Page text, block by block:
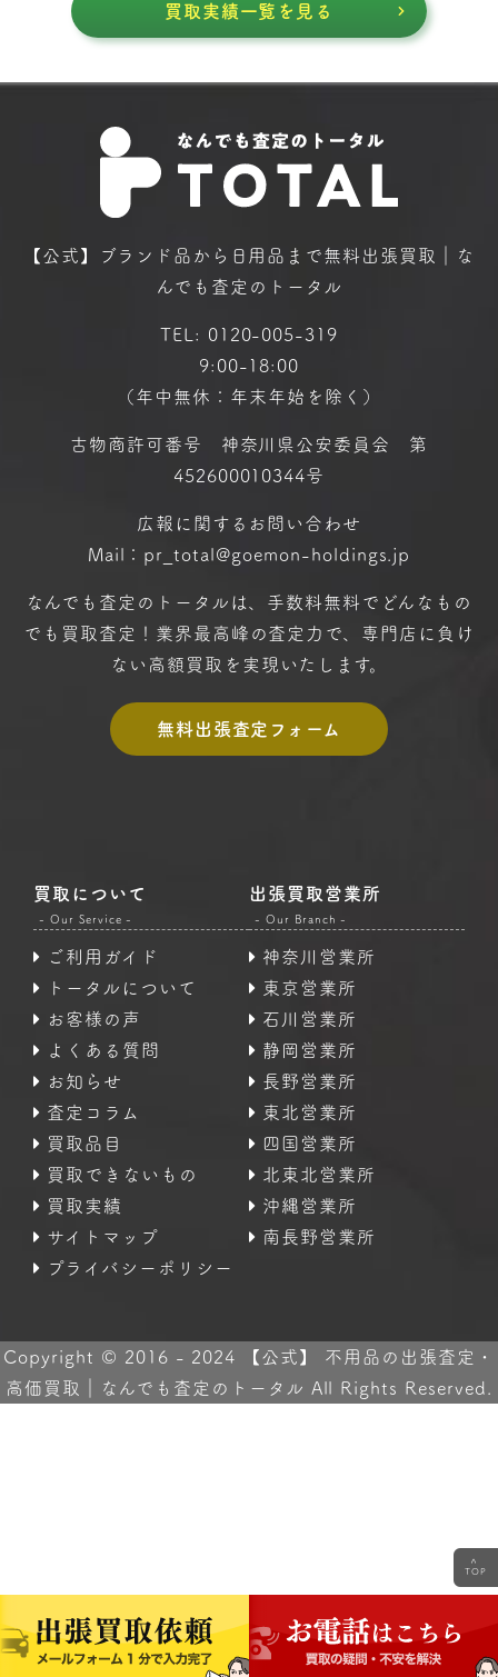
買取実績一覧を見る
【公式】ブランド品から日用品まで無料出張買取｜な
んでも査定のトータル
TEL: 0120-005-319
9:00-18:00
（年中無休：年末年始を除く）
古物商許可番号 神奈川県公安委員会 第
452600010344号
広報に関するお問い合わせ
Mail：pr_total@goemon-holdings.jp
なんでも査定のトータルは、手数料無料で どんなもの
でも買取査定！ 業界最高峰の査定力で、専門店に 負け
ない高額買取を実現いたします。
無料出張査定フォーム
買取について
- Our Service -
ご利用ガイド
トータルについて
お客様の声
よくある質問
お知らせ
査定コラム
買取品目
買取できないもの
買取実績
サイトマップ
プライバシーポリシー
出張買取営業所
- Our Branch -
神奈川営業所
東京営業所
石川営業所
静岡営業所
長野営業所
東北営業所
四国営業所
北東北営業所
沖縄営業所
南長野営業所
Copyright © 2016 - 2024 【公式】 不用品の出張査定・
高価買取｜なんでも査定のトータル All Rights Reserved.
<
TOP